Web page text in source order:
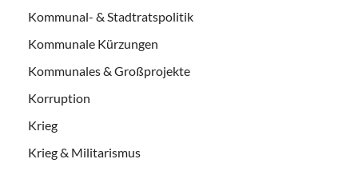
Kommunal- & Stadtratspolitik
Kommunale Kürzungen
Kommunales & Großprojekte
Korruption
Krieg
Krieg & Militarismus